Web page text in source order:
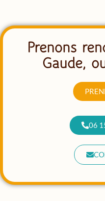
Prenons
Gaude,
06